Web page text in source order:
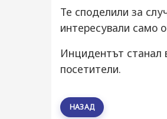
Те споделили за
интересували само
Инцидентът станал
посетители.
НАЗАД